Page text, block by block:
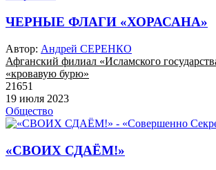
ЧЕРНЫЕ ФЛАГИ «ХОРАСАНА»
Автор: Андрей СЕРЕНКО
Афганский филиал «Исламского
«кровавую бурю»
21651
19 июля 2023
Общество
«СВОИХ СДАЁМ!»